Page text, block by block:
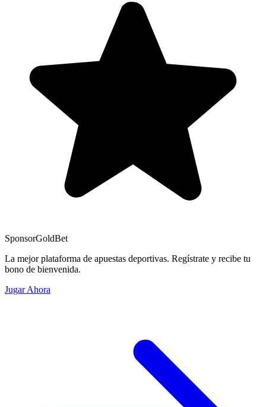
SponsorGoldBet
La mejor plataforma de apuestas deportivas. Regístrate y recibe tu
bono de bienvenida.
Jugar Ahora